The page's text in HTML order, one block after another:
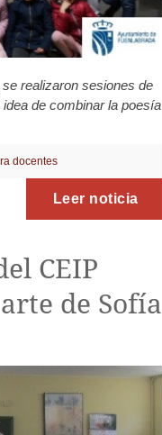
realizaron sesiones de
de combinar la poesía
docentes
Leer noticia
CEIP
de Sofía